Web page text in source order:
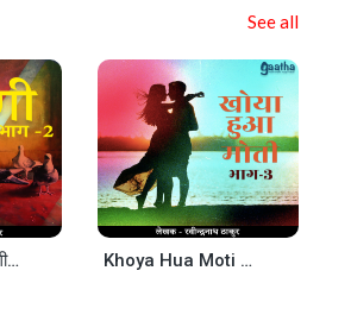
See all
Gungi part-2 (गूँगी- भाग -2) Khoya Hua Moti (खोया हुआ मोती)- Part-3